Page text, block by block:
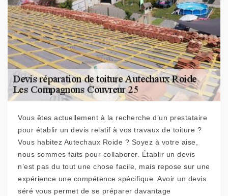
Vous êtes actuellement à la recherche d’un prestataire
pour établir un devis relatif à vos travaux de toiture ?
Vous habitez Autechaux Roide ? Soyez à votre aise,
nous sommes faits pour collaborer. Établir un devis
n’est pas du tout une chose facile, mais repose sur une
expérience une compétence spécifique. Avoir un devis
séré vous permet de se préparer davantage